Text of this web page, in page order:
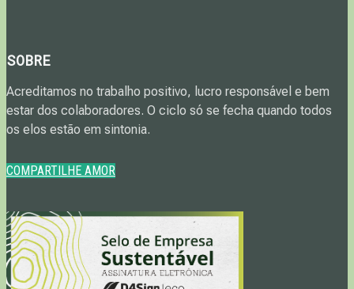
SOBRE
Acreditamos no trabalho positivo, lucro responsável e bem
estar dos colaboradores. O ciclo só se fecha quando todos
os elos estão em sintonia.
COMPARTILHE AMOR